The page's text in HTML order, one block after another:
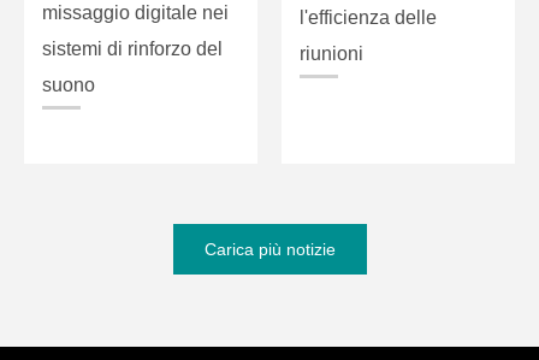
missaggio digitale nei
sistemi di rinforzo del
suono
l'efficienza delle
riunioni
Carica più notizie